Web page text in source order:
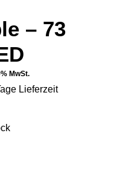
– 73
MwSt.
Lieferzeit